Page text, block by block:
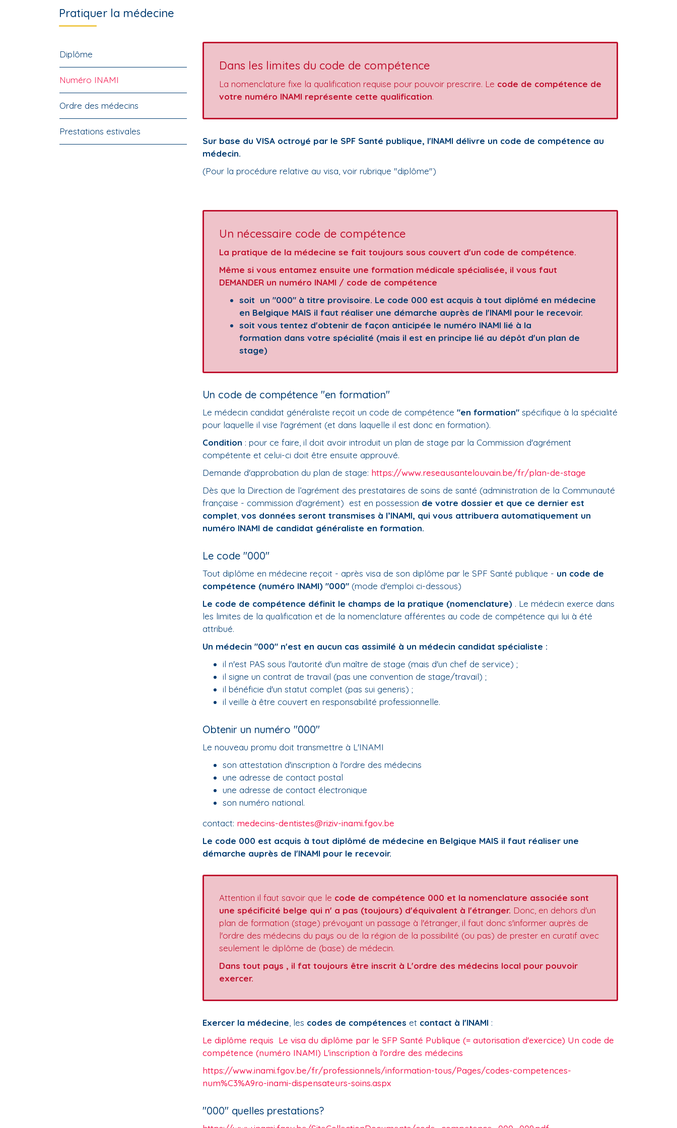
Pratiquer la médecine
Diplôme
Numéro INAMI
Ordre des médecins
Prestations estivales
Dans les limites du code de compétence
La nomenclature fixe la qualification requise pour pouvoir prescrire. Le code de compétence de
votre numéro INAMI représente cette qualification.
Sur base du VISA octroyé par le SPF Santé publique, l'INAMI délivre un code de compétence au
médecin.
(Pour la procédure relative au visa, voir rubrique "diplôme")
Un nécessaire code de compétence
La pratique de la médecine se fait toujours sous couvert d'un code de compétence.
Même si vous entamez ensuite une formation médicale spécialisée, il vous faut
DEMANDER un numéro INAMI / code de compétence
soit un "000" à titre provisoire. Le code 000 est acquis à tout diplômé en médecine
en Belgique MAIS il faut réaliser une démarche auprès de l'INAMI pour le recevoir.
soit vous tentez d'obtenir de façon anticipée le numéro INAMI lié à la
formation dans votre spécialité (mais il est en principe lié au dépôt d'un plan de
stage)
Un code de compétence "en formation"
Le médecin candidat généraliste reçoit un code de compétence "en formation" spécifique à la spécialité
pour laquelle il vise l'agrément (et dans laquelle il est donc en formation).
Condition : pour ce faire, il doit avoir introduit un plan de stage par la Commission d'agrément
compétente et celui-ci doit être ensuite approuvé.
Demande d'approbation du plan de stage: https://www.reseausantelouvain.be/fr/plan-de-stage
Dès que la Direction de l’agrément des prestataires de soins de santé (administration de la Communauté
française - commission d'agrément) est en possession de votre dossier et que ce dernier est
complet vos données seront transmises à l’INAMI, qui vous attribuera automatiquement un
numéro INAMI de candidat généraliste en formation.
Le code "000"
Tout diplôme en médecine reçoit - après visa de son diplôme par le SPF Santé publique - un code de
compétence (numéro INAMI) "000" (mode d'emploi ci-dessous)
Le code de compétence définit le champs de la pratique (nomenclature) . Le médecin exerce dans
les limites de la qualification et de la nomenclature afférentes au code de compétence qui lui à été
attribué.
Un médecin "000" n'est en aucun cas assimilé à un médecin candidat spécialiste :
il n'est PAS sous l'autorité d'un maître de stage (mais d'un chef de service) ;
il signe un contrat de travail (pas une convention de stage/travail) ;
il bénéficie d'un statut complet (pas sui generis) ;
il veille à être couvert en responsabilité professionnelle.
Obtenir un numéro "000"
Le nouveau promu doit transmettre à L'INAMI
son attestation d'inscription à l'ordre des médecins
une adresse de contact postal
une adresse de contact électronique
son numéro national.
contact: medecins-dentistes@riziv-inami.fgov.be
Le code 000 est acquis à tout diplômé de médecine en Belgique MAIS il faut réaliser une
démarche auprès de l'INAMI pour le recevoir.
Attention il faut savoir que le code de compétence 000 et la nomenclature associée sont
une spécificité belge qui n' a pas (toujours) d'équivalent à l'étranger. Donc, en dehors d'un
plan de formation (stage) prévoyant un passage à l'étranger, il faut donc s'informer auprès de
l'ordre des médecins du pays ou de la région de la possibilité (ou pas) de prester en curatif avec
seulement le diplôme de (base) de médecin.
Dans tout pays , il fat toujours être inscrit à L'ordre des médecins local pour pouvoir
exercer.
Exercer la médecine , les codes de compétences et contact à l'INAMI :
Le diplôme requis Le visa du diplôme par le SFP Santé Publique (= autorisation d'exercice) Un code de
compétence (numéro INAMI) L'inscription à l'ordre des médecins
https://www.inami.fgov.be/fr/professionnels/information-tous/Pages/codes-competences-
num%C3%A9ro-inami-dispensateurs-soins.aspx
"000" quelles prestations?